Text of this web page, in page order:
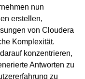
nun
erstellen,
von Cloudera
Komplexität.
konzentrieren,
Antworten zu
zu